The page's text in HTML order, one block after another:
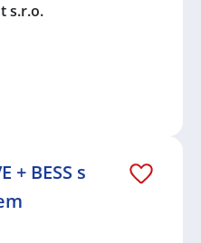
s.r.o.
+ BESS s